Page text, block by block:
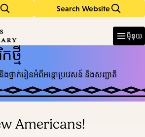
Search Website
ម៉ឺនុយ
ថ្មី
ងថ្នាក់រៀនអំពីអន្តោប្រវេសន៍ និងសញ្ជាតិ
Americans!